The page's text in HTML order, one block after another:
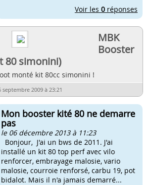
Voir les 0 réponses
MBK
Booster
80 simonini)
monté kit 80cc simonini !
septembre 2009 à 23:21
Mon booster kité 80 ne demarre
pas
le 06 décembre 2013 à 11:23
Bonjour, J'ai un bws de 2011. J'ai
installé un kit 80 top perf avec vilo
renforcer, embrayage malosie, vario
malosie, courroie renforsé, carbu 19, pot
bidalot. Mais il n'a jamais demarré...